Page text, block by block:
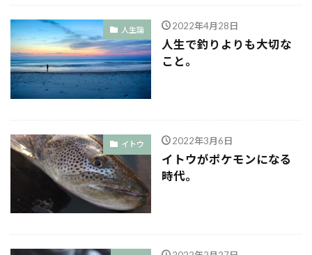
人生論 2022年4月28日
人生で釣りよりも大切な
こと。
イトウ 2022年3月6日
イトウがポケモンになる
時代。